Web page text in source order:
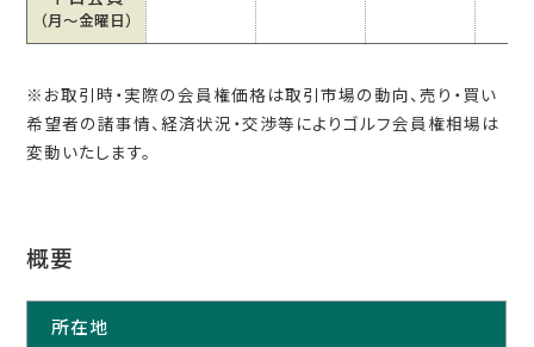
（月〜金曜日）
※お取引時・実際の会員権価格は取引市場の動向、売り・買い
希望者の諸事情、経済状況・交渉等によりゴルフ会員権相場は
変動いたします。
概要
所在地